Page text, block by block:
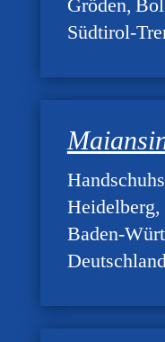
Gröden
Südtirol-
Heidelberg
Baden-